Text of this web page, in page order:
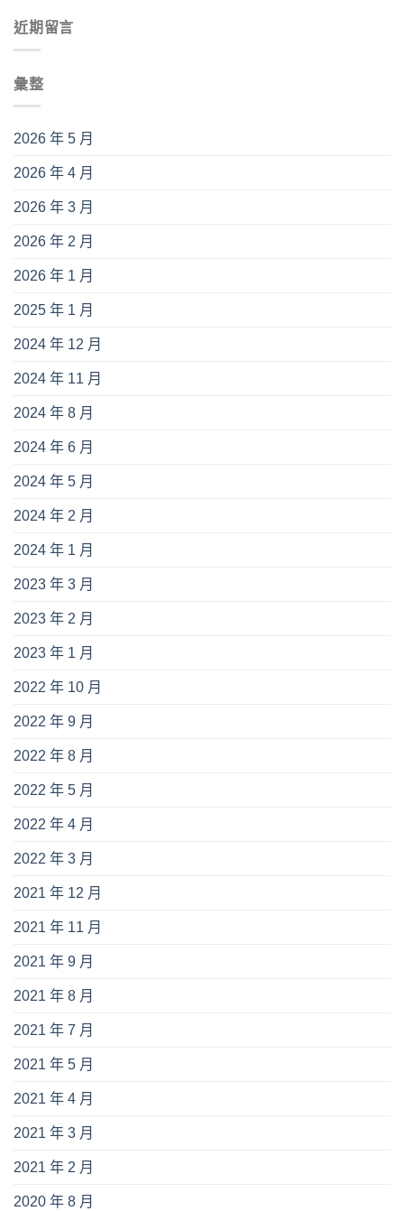
近期留言
彙整
2026 年 5 月
2026 年 4 月
2026 年 3 月
2026 年 2 月
2026 年 1 月
2025 年 1 月
2024 年 12 月
2024 年 11 月
2024 年 8 月
2024 年 6 月
2024 年 5 月
2024 年 2 月
2024 年 1 月
2023 年 3 月
2023 年 2 月
2023 年 1 月
2022 年 10 月
2022 年 9 月
2022 年 8 月
2022 年 5 月
2022 年 4 月
2022 年 3 月
2021 年 12 月
2021 年 11 月
2021 年 9 月
2021 年 8 月
2021 年 7 月
2021 年 5 月
2021 年 4 月
2021 年 3 月
2021 年 2 月
2020 年 8 月